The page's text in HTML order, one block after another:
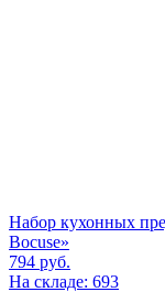
Набор кухонных
Bocuse»
794 руб.
На складе: 693